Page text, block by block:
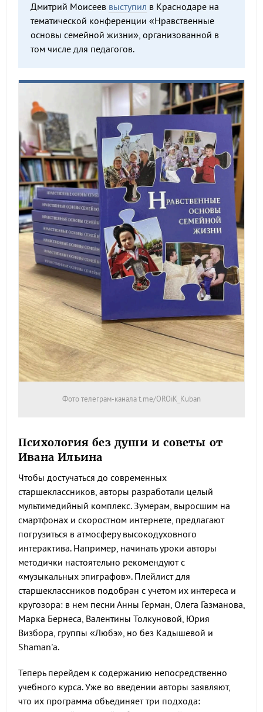
Дмитрий Моисеев выступил в Краснодаре на
тематической конференции «Нравственные
основы семейной жизни», организованной в
том числе для педагогов.
Фото телеграм-канала t.me/OROiK_Kuban
Психология без души и советы от
Ивана Ильина
Чтобы достучаться до современных
старшеклассников, авторы разработали целый
мультимедийный комплекс. Зумерам, выросшим на
смартфонах и скоростном интернете, предлагают
погрузиться в атмосферу высокодуховного
интерактива. Например, начинать уроки авторы
методички настоятельно рекомендуют с
«музыкальных эпиграфов». Плейлист для
старшеклассников подобран с учетом их интереса и
кругозора: в нем песни Анны Герман, Олега Газманова,
Марка Бернеса, Валентины Толкуновой, Юрия
Визбора, группы «Любэ», но без Кадышевой и
Shaman'а.
Теперь перейдем к содержанию непосредственно
учебного курса. Уже во введении авторы заявляют,
что их программа объединяет три подхода: